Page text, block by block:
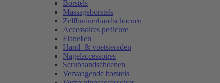
Borstels
Massageborstels
Zelfbruinerhandschoenen
Accessoires pedicure
Flanellen
Hand- & voetsieraden
Nagelaccessoires
Scrubhandschoenen
Vervangende borstels